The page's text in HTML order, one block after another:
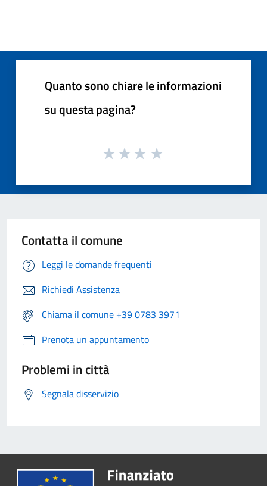
Quanto sono chiare le informazioni
su questa pagina?
Contatta il comune
Leggi le domande frequenti
Richiedi Assistenza
Chiama il comune +39 0783 3971
Prenota un appuntamento
Problemi in città
Segnala disservizio